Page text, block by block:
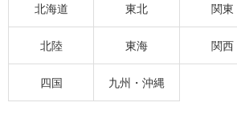
北海道 東北 関東
北陸 東海 関西
四国 九州・沖縄